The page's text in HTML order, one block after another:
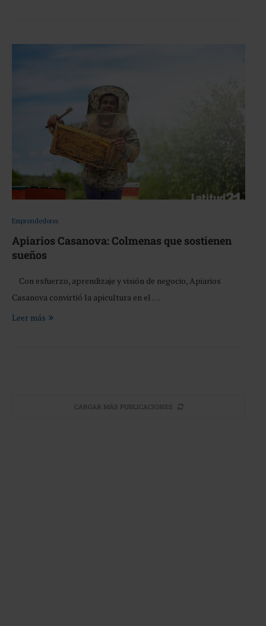
Emprendedores
Apiarios Casanova: Colmenas que sostienen
sueños
Con esfuerzo, aprendizaje y visión de negocio, Apiarios
Casanova convirtió la apicultura en el …
Leer más
CARGAR MÁS PUBLICACIONES